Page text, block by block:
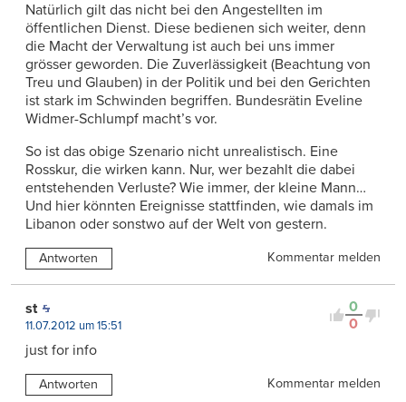
Natürlich gilt das nicht bei den Angestellten im
öffentlichen Dienst. Diese bedienen sich weiter, denn
die Macht der Verwaltung ist auch bei uns immer
grösser geworden. Die Zuverlässigkeit (Beachtung von
Treu und Glauben) in der Politik und bei den Gerichten
ist stark im Schwinden begriffen. Bundesrätin Eveline
Widmer-Schlumpf macht’s vor.
So ist das obige Szenario nicht unrealistisch. Eine
Rosskur, die wirken kann. Nur, wer bezahlt die dabei
entstehenden Verluste? Wie immer, der kleine Mann…
Und hier könnten Ereignisse stattfinden, wie damals im
Libanon oder sonstwo auf der Welt von gestern.
Antworten Kommentar melden
0
0
st
11.07.2012 um 15:51
just for info
Antworten Kommentar melden